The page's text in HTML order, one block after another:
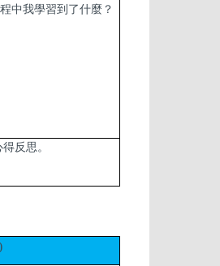
中我學習到了什麼？
反思。